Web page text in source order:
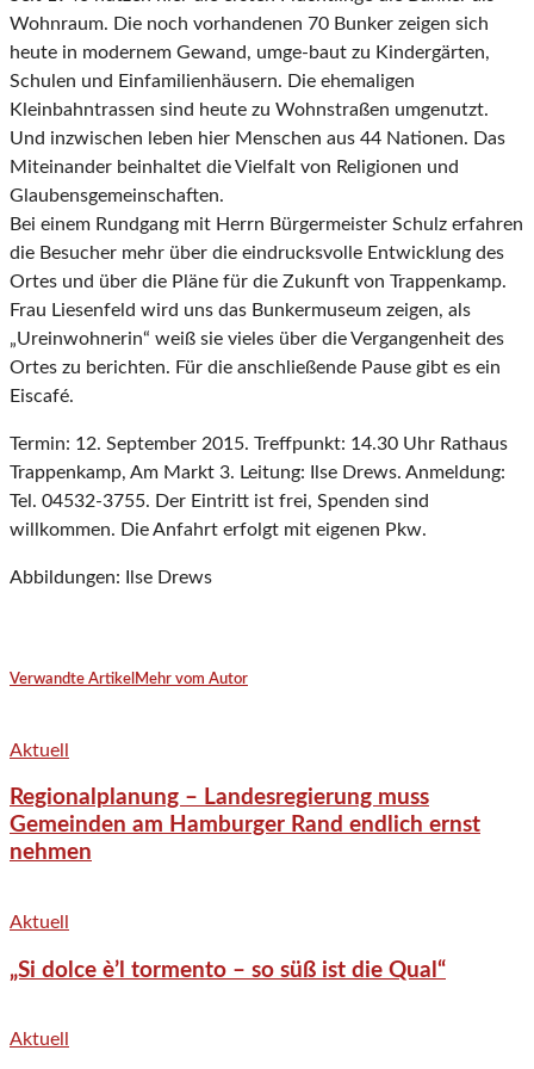
Wohnraum. Die noch vorhandenen 70 Bunker zeigen sich
heute in modernem Gewand, umge-baut zu Kindergärten,
Schulen und Einfamilienhäusern. Die ehemaligen
Kleinbahntrassen sind heute zu Wohnstraßen umgenutzt.
Und inzwischen leben hier Menschen aus 44 Nationen. Das
Miteinander beinhaltet die Vielfalt von Religionen und
Glaubensgemeinschaften.
Bei einem Rundgang mit Herrn Bürgermeister Schulz erfahren
die Besucher mehr über die eindrucksvolle Entwicklung des
Ortes und über die Pläne für die Zukunft von Trappenkamp.
Frau Liesenfeld wird uns das Bunkermuseum zeigen, als
„Ureinwohnerin“ weiß sie vieles über die Vergangenheit des
Ortes zu berichten. Für die anschließende Pause gibt es ein
Eiscafé.
Termin: 12. September 2015. Treffpunkt: 14.30 Uhr Rathaus
Trappenkamp, Am Markt 3. Leitung: Ilse Drews. Anmeldung:
Tel. 04532-3755. Der Eintritt ist frei, Spenden sind
willkommen. Die Anfahrt erfolgt mit eigenen Pkw.
Abbildungen: Ilse Drews
Verwandte Artikel Mehr vom Autor
Aktuell
Regionalplanung – Landesregierung muss
Gemeinden am Hamburger Rand endlich ernst
nehmen
Aktuell
„Si dolce è’l tormento – so süß ist die Qual“
Aktuell